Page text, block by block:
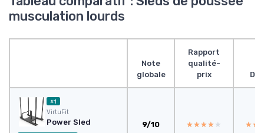
musculation lourds
Note
globale
Rapport
qualité-
prix
#1
‎VirtuFit
Power Sled 9/10 ★★★★★
★★★★★